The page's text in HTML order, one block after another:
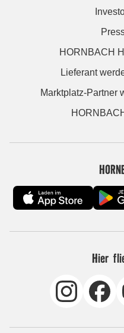
HORNBACH
Lieferant
Marktplatz-Partner
Hier